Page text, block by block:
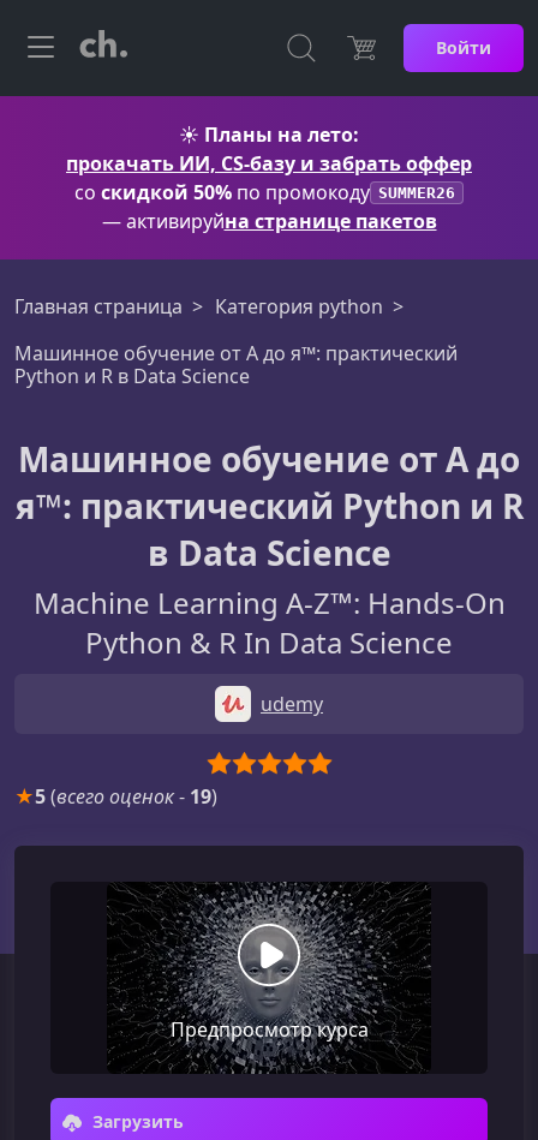
Войти
☀️ Планы на лето:
прокачать ИИ, CS-базу и забрать оффер
со скидкой 50% по промокоду SUMMER26
— активируйна странице пакетов
Главная страница
Категория python
Машинное обучение от А до я™: практический
Python и R в Data Science
Машинное обучение от А до
я™: практический Python и R
в Data Science
Machine Learning A-Z™: Hands-On
Python & R In Data Science
udemy
★5(всего оценок- 19)
Предпросмотр курса
Загрузить